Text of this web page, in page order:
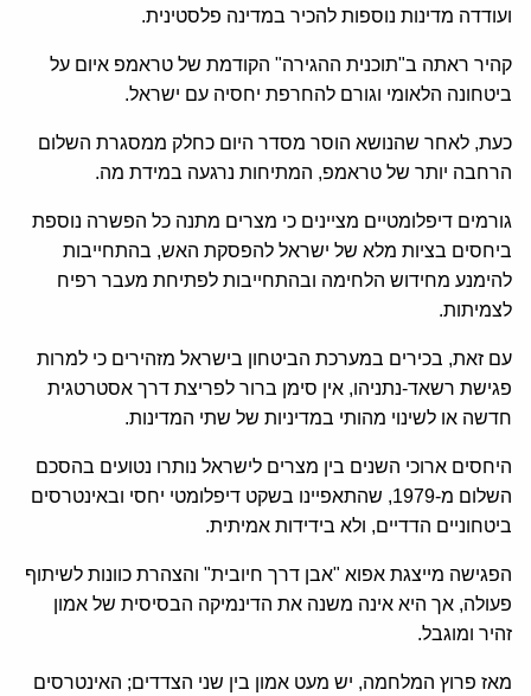
ועודדה מדינות נוספות להכיר במדינה פלסטינית.
קהיר ראתה ב"תוכנית ההגירה" הקודמת של טראמפ איום על
ביטחונה הלאומי וגורם להחרפת יחסיה עם ישראל.
כעת, לאחר שהנושא הוסר מסדר היום כחלק ממסגרת השלום
הרחבה יותר של טראמפ, המתיחות נרגעה במידת מה.
גורמים דיפלומטיים מציינים כי מצרים מתנה כל הפשרה נוספת
ביחסים בציות מלא של ישראל להפסקת האש, בהתחייבות
להימנע מחידוש הלחימה ובהתחייבות לפתיחת מעבר רפיח
לצמיתות.
עם זאת, בכירים במערכת הביטחון בישראל מזהירים כי למרות
פגישת רשאד-נתניהו, אין סימן ברור לפריצת דרך אסטרטגית
חדשה או לשינוי מהותי במדיניות של שתי המדינות.
היחסים ארוכי השנים בין מצרים לישראל נותרו נטועים בהסכם
השלום מ-1979, שהתאפיינו בשקט דיפלומטי יחסי ובאינטרסים
ביטחוניים הדדיים, ולא בידידות אמיתית.
הפגישה מייצגת אפוא "אבן דרך חיובית" והצהרת כוונות לשיתוף
פעולה, אך היא אינה משנה את הדינמיקה הבסיסית של אמון
זהיר ומוגבל.
מאז פרוץ המלחמה, יש מעט אמון בין שני הצדדים; האינטרסים